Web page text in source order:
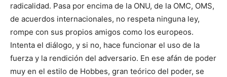
radicalidad. Pasa por encima de la ONU, de la OMC, OMS,
de acuerdos internacionales, no respeta ninguna ley,
rompe con sus propios amigos como los europeos.
Intenta el diálogo, y si no, hace funcionar el uso de la
fuerza y la rendición del adversario. En ese afán de poder
muy en el estilo de Hobbes, gran teórico del poder, se